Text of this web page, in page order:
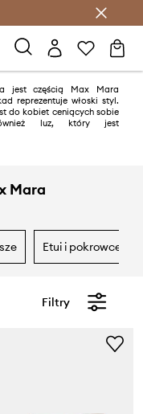
>
jest częścią Max Mara
reprezentuje włoski styl.
do kobiet ceniących sobie
luz, który jest
Mara
etui i pokrowce
Filtry